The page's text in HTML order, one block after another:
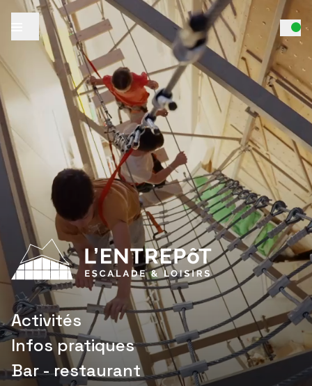
Activités
Infos pratiques
Bar - restaurant